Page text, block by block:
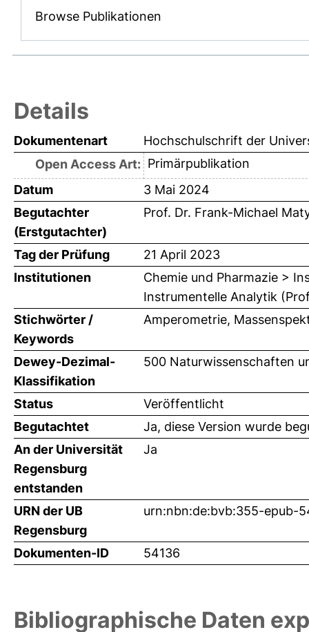
Browse Publikationen
Details
Dokumentenart
Hochschulschrift der
Open Access Art: Primärpublikation
Datum
3 Mai 2024
Begutachter
(Erstgutachter)
Prof. Dr. Frank-Michael
Tag der Prüfung
21 April 2023
Institutionen
Chemie und Pharmazie >
Instrumentelle Analytik
Stichwörter /
Keywords
Amperometrie,
Dewey-Dezimal-
Klassifikation
500 Naturwissenschaften
Status
Veröffentlicht
Begutachtet
Ja, diese Version wurde
An der Universität
Regensburg
entstanden
Ja
URN der UB
Regensburg
urn:nbn:de:bvb:355-epub-
Dokumenten-ID 54136
Bibliographische Daten